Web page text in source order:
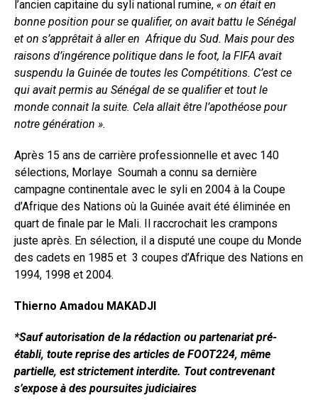
l’ancien capitaine du syli national rumine, « on était en
bonne position pour se qualifier, on avait battu le Sénégal
et on s’apprêtait à aller en Afrique du Sud. Mais pour des
raisons d’ingérence politique dans le foot, la FIFA avait
suspendu la Guinée de toutes les Compétitions. C’est ce
qui avait permis au Sénégal de se qualifier et tout le
monde connait la suite. Cela allait être l’apothéose pour
notre génération ».
Après 15 ans de carrière professionnelle et avec 140
sélections, Morlaye Soumah a connu sa dernière
campagne continentale avec le syli en 2004 à la Coupe
d’Afrique des Nations où la Guinée avait été éliminée en
quart de finale par le Mali. Il raccrochait les crampons
juste après. En sélection, il a disputé une coupe du Monde
des cadets en 1985 et 3 coupes d’Afrique des Nations en
1994, 1998 et 2004.
Thierno Amadou MAKADJI
*Sauf autorisation de la rédaction ou partenariat pré-
établi, toute reprise des articles de FOOT224, même
partielle, est strictement interdite. Tout contrevenant
s’expose à des poursuites judiciaires